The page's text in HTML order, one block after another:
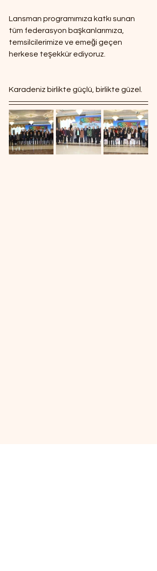
Lansman programımıza katkı sunan
tüm federasyon başkanlarımıza,
temsilcilerimize ve emeği geçen
herkese teşekkür ediyoruz.
Karadeniz birlikte güçlü, birlikte güzel.